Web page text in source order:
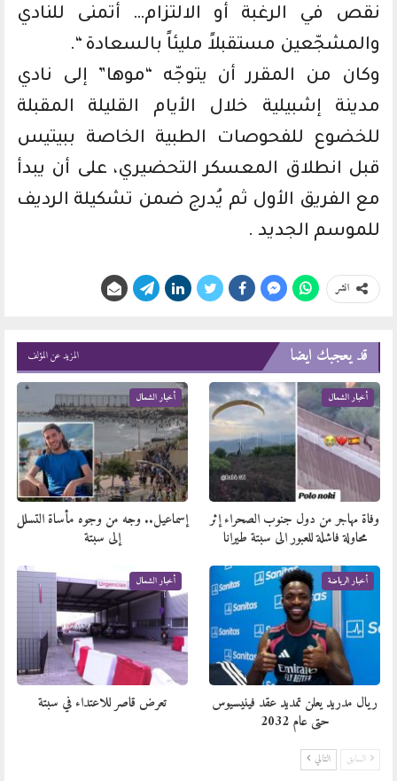
نقص في الرغبة أو الالتزام… أتمنى للنادي
والمشجّعين مستقبلاً مليئاً بالسعادة “.
وكان من المقرر أن يتوجّه “موها” إلى نادي
مدينة إشبيلية خلال الأيام القليلة المقبلة
للخضوع للفحوصات الطبية الخاصة ببيتيس
قبل انطلاق المعسكر التحضيري، على أن يبدأ
مع الفريق الأول ثم يُدرج ضمن تشكيلة الرديف
للموسم الجديد .
انشر
قد يعجبك ايضا المزيد عن المؤلف
أخبار الشمال
وفاة مهاجر من دول جنوب الصحراء إثر
محاولة فاشلة للعبور الى سبتة طيرانا
أخبار الشمال
إسماعيل.. وجه من وجوه مأساة التسلل
إلى سبتة
أخبار الرياضة
ريال مدريد يعلن تمديد عقد فينيسيوس
حتى عام 2032
أخبار الشمال
تعرض قاصر للاعتداء في سبتة
السابق التالي